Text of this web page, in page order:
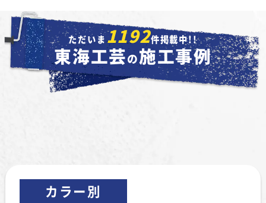
ただいま 1192件掲載中!!
東海工芸 の 施工事例
カラー別